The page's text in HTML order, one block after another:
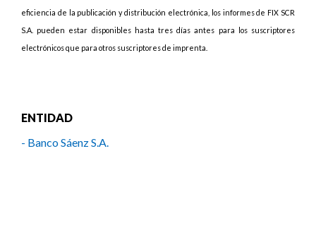
eficiencia de la publicación y distribución electrónica, los informes de FIX SCR
S.A. pueden estar disponibles hasta tres días antes para los suscriptores
electrónicos que para otros suscriptores de imprenta.
ENTIDAD
- Banco Sáenz S.A.